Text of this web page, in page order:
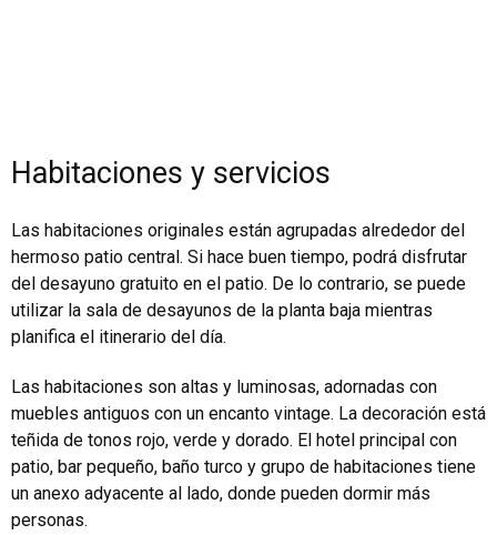
Habitaciones y servicios
Las habitaciones originales están agrupadas alrededor del
hermoso patio central. Si hace buen tiempo, podrá disfrutar
del desayuno gratuito en el patio. De lo contrario, se puede
utilizar la sala de desayunos de la planta baja mientras
planifica el itinerario del día.
Las habitaciones son altas y luminosas, adornadas con
muebles antiguos con un encanto vintage. La decoración está
teñida de tonos rojo, verde y dorado. El hotel principal con
patio, bar pequeño, baño turco y grupo de habitaciones tiene
un anexo adyacente al lado, donde pueden dormir más
personas.